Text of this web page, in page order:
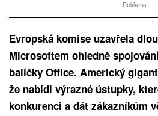
Reklama
Evropská komise uzavřela
Microsoftem ohledně
balíčky Office. Americký
že nabídl výrazné ústupky,
konkurenci a dát zákazníkům